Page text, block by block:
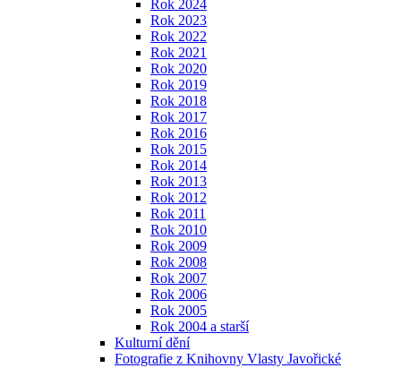
Rok 2024
Rok 2023
Rok 2022
Rok 2021
Rok 2020
Rok 2019
Rok 2018
Rok 2017
Rok 2016
Rok 2015
Rok 2014
Rok 2013
Rok 2012
Rok 2011
Rok 2010
Rok 2009
Rok 2008
Rok 2007
Rok 2006
Rok 2005
Rok 2004 a starší
Kulturní dění
Fotografie z Knihovny Vlasty Javořické